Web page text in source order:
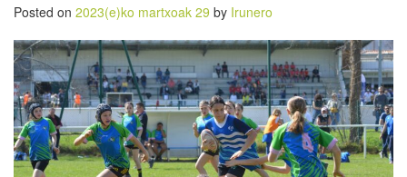
Posted on 2023(e)ko martxoak 29 by Irunero